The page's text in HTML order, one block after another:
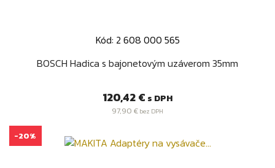
Kód: 2 608 000 565
BOSCH Hadica s bajonetovým uzáverom 35mm
Cena
120,42 € s DPH
97,90 € bez DPH
-20%